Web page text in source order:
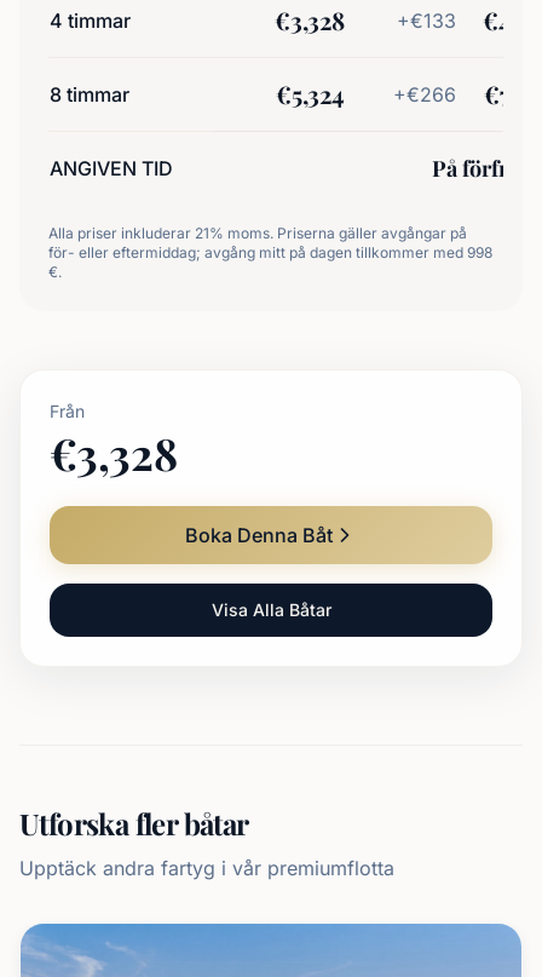
4 timmar €3,328 +€133 €
8 timmar €5,324 +€266 €
ANGIVEN TID På
Alla priser inkluderar 21% moms. Priserna gäller avgångar på
för- eller eftermiddag; avgång mitt på dagen tillkommer med 998
€.
Från
€3,328
Boka Denna Båt
Visa Alla Båtar
Utforska fler båtar
Upptäck andra fartyg i vår premiumflotta